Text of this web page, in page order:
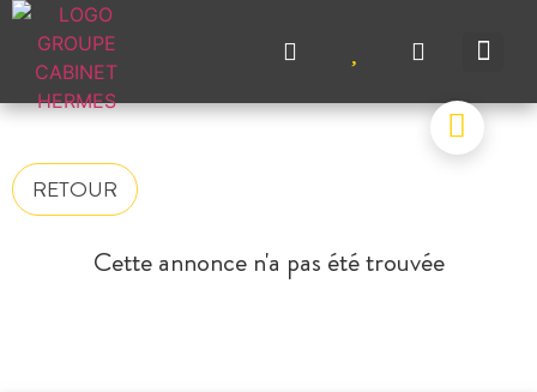
RETOUR
Cette annonce n'a pas été trouvée